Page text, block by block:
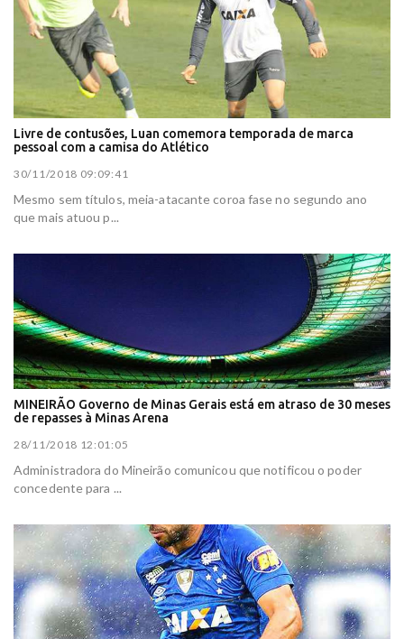
Livre de contusões, Luan comemora temporada de marca
pessoal com a camisa do Atlético
30/11/2018 09:09:41
Mesmo sem títulos, meia-atacante coroa fase no segundo ano
que mais atuou p...
MINEIRÃO Governo de Minas Gerais está em atraso de 30 meses
de repasses à Minas Arena
28/11/2018 12:01:05
Administradora do Mineirão comunicou que notificou o poder
concedente para ...